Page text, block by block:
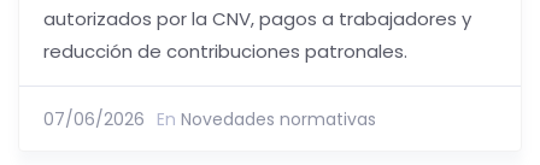
autorizados por la CNV, pagos a trabajadores y
reducción de contribuciones patronales.
07/06/2026 En Novedades normativas